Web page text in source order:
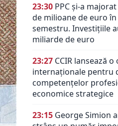
23:30 PPC și-a
de milioane de euro
semestru. Investițiile
miliarde de euro
23:27 CCIR lansează
internaționale pentru
competențelor
economice strategice
23:15 George Simion